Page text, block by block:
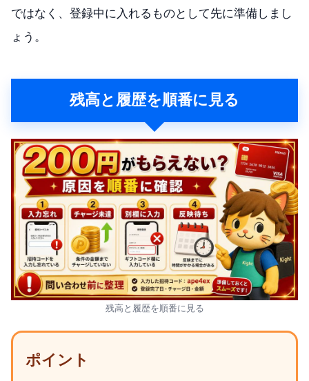
ではなく、登録中に入れるものとして先に準備しまし
ょう。
残高と履歴を順番に見る
残高と履歴を順番に見る
ポイント